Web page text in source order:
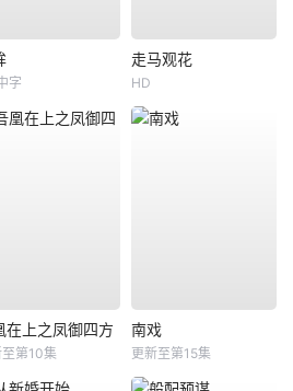
字
走马观花
HD
在上之凤御四方
第10集
南戏
更新至第15集